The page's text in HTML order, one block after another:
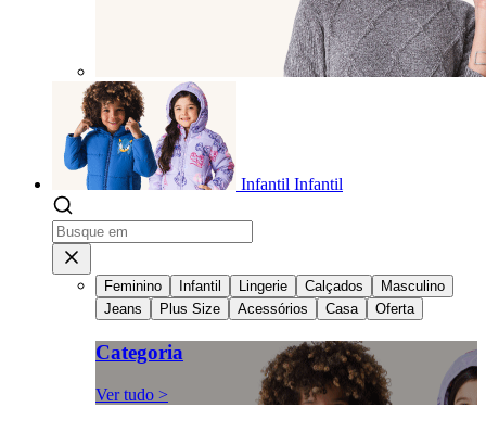
Infantil Infantil
Feminino Infantil Lingerie Calçados
Masculino
Jeans
Plus Size Acessórios Casa Oferta
Categoria
Ver tudo >